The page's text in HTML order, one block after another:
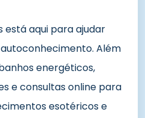
está aqui para ajudar
Além
energéticos,
e consultas online para
esotéricos e